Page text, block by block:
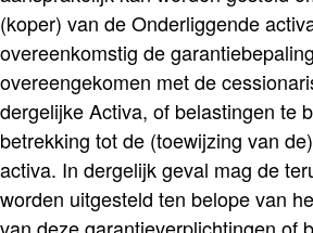
(koper) van de Onderliggende
overeenkomstig de
overeengekomen met de
dergelijke Activa, of belastingen te
betrekking tot de (toewijzing van
activa. In dergelijk geval mag de
worden uitgesteld ten belope van